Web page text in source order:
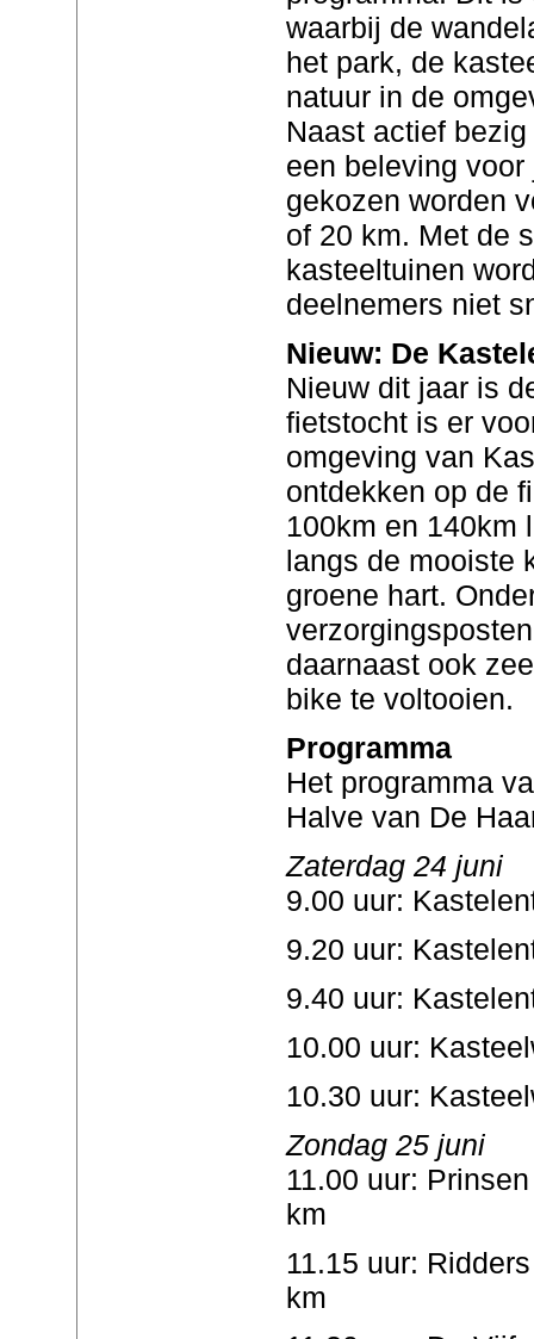
waarbij de
het park, de
natuur in de
Naast actief
een beleving
gekozen worden
of 20 km. Met de
kasteeltuinen
deelnemers niet
Nieuw: De
Nieuw dit jaar is
fietstocht is er
omgeving van
ontdekken op de
100km en 140km
langs de mooiste
groene hart.
daarnaast ook
bike te voltooien.
Programma
Het programma
Halve van De
Zaterdag 24 juni
9.00 uur:
9.20 uur:
9.40 uur:
10.00 uur:
10.30 uur:
Zondag 25 juni
11.00 uur:
km
11.15 uur:
km